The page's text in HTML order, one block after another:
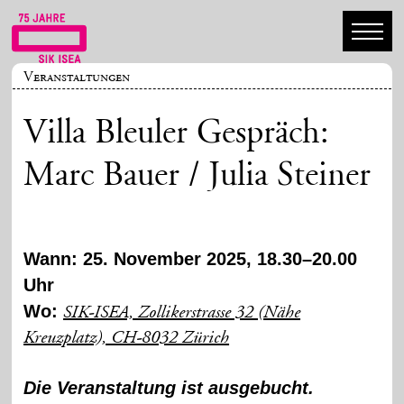
Veranstaltungen
Villa Bleuler Gespräch:
Marc Bauer / Julia Steiner
Wann: 25. November 2025, 18.30–20.00
Uhr
Wo:SIK-ISEA, Zollikerstrasse 32 (Nähe
Kreuzplatz), CH-8032 Zürich
Die Veranstaltung ist ausgebucht.